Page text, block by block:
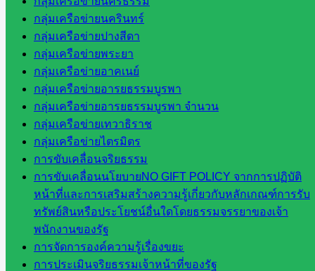
กลุ่มเครือข่ายนครินทร์
กลุ่มเครือข่ายปางสีดา
กลุ่มเครือข่ายพระยา
กลุ่มเครือข่ายอาคเนย์
กลุ่มเครือข่ายอารยธรรมบูรพา
กลุ่มเครือข่ายอารยธรรมบูรพา จำนวน
กลุ่มเครือข่ายเทวาธิราช
กลุ่มเครือข่ายไตรมิตร
การขับเคลื่อนจริยธรรม
การขับเคลื่อนนโยบายNO GIFT POLICY จากการปฏิบัติ
หน้าที่และการเสริมสร้างความรู้เกี่ยวกับหลักเกณฑ์การรับ
ทรัพย์สินหรือประโยชน์อื่นใดโดยธรรมจรรยาของเจ้า
พนักงานของรัฐ
การจัดการองค์ความรู้เรื่องขยะ
การประเมินจริยธรรมเจ้าหน้าที่ของรัฐ
กรรมการ
การ
อาชีวศึกษา
สำนักงาน
คณะ
กรรมการ
การศึกษา
ขั้นพื้น
ฐาน
รายชื่อ
มหาวิทยาลัย
ใน
ประเทศไทย
เว็บไซต์
สำนักต่าง